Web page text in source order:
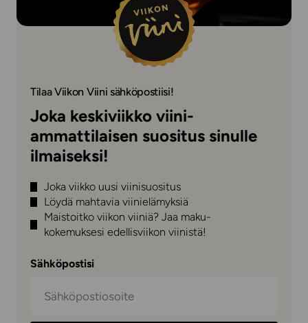
Tilaa Viikon Viini sähköpostiisi!
Joka keskiviikko viini-
ammattilaisen suositus sinulle
ilmaiseksi!
Joka viikko uusi viinisuositus
Löydä mahtavia viinielämyksiä
Maistoitko viikon viiniä? Jaa maku-
kokemuksesi edellisviikon viinistä!
Sähköpostisi